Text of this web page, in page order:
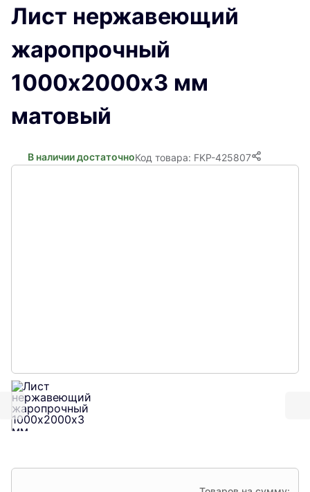
Лист нержавеющий
жаропрочный
1000х2000х3 мм
матовый
В наличии достаточноКод товара: FKP-425807